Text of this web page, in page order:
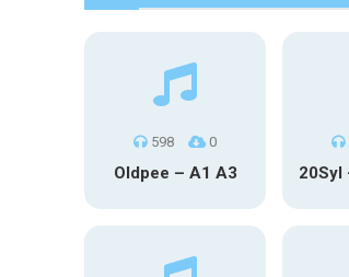
598 0
Oldpee – A1 A3